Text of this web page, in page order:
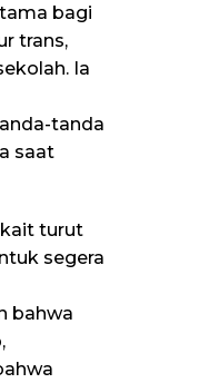
bagi
trans,
Ia
tanda
saat
turut
segera
bahwa